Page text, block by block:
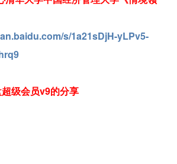
s/1a21sDjH-yLPv5-
级会员v9的分享